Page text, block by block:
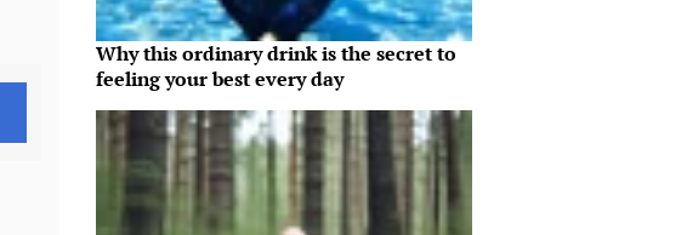
Why this ordinary drink is the secret to
feeling your best every day